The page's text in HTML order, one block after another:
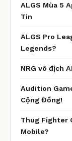
ALGS Mùa 5
Tin
ALGS Pro
Legends?
NRG vô địch
Audition
Cộng Đồng!
Thug Fighter
Mobile?